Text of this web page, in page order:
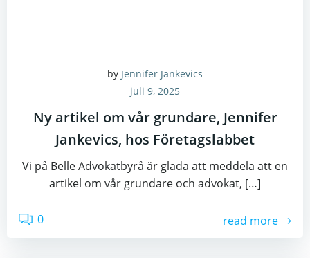
by Jennifer Jankevics
juli 9, 2025
Ny artikel om vår grundare, Jennifer
Jankevics, hos Företagslabbet
Vi på Belle Advokatbyrå är glada att meddela att en
artikel om vår grundare och advokat, […]
0 read more